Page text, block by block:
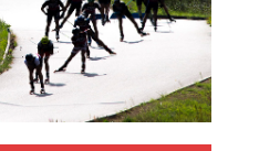
конфликты
публикацию